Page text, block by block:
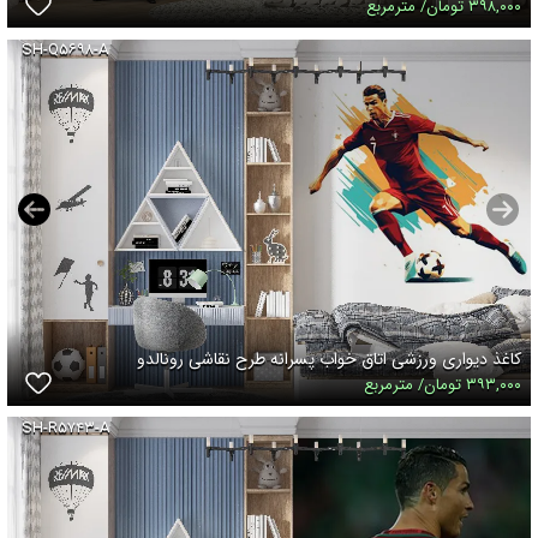
۳۹۸,۰۰۰ تومان/ مترمربع
SH-Q۵۶۹۸-A
کاغذ دیواری ورزشی اتاق خواب پسرانه طرح نقاشی رونالدو
۳۹۳,۰۰۰ تومان/ مترمربع
SH-R۵۷۴۳-A